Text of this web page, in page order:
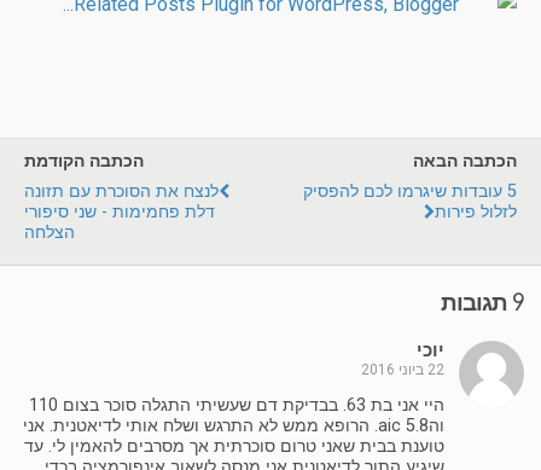
הכתבה הקודמת
לנצח את הסוכרת עם תזונה
דלת פחמימות - שני סיפורי
הצלחה
הכתבה הבאה
5 עובדות שיגרמו לכם להפסיק
לזלול פירות
9 תגובות
יוכי
22 ביוני 2016
היי אני בת 63. בבדיקת דם שעשיתי התגלה סוכר בצום 110
והaic 5.8. הרופא ממש לא התרגש ושלח אותי לדיאטנית. אני
טוענת בבית שאני טרום סוכרתית אך מסרבים להאמין לי. עד